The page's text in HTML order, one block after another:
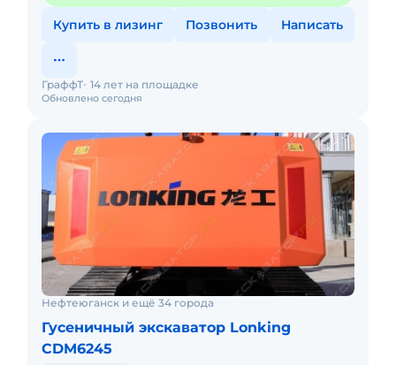
Купить в лизинг Позвонить Написать
Обновлено сегодня
ГраффТ 14 лет на площадке
Нефтеюганск и ещё 34 города
Гусеничный экскаватор Lonking
CDM6245